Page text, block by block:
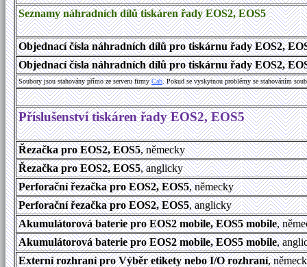
Seznamy náhradních dílů tiskáren řady EOS2, EOS5
Objednací čísla náhradních dílů pro tiskárnu řady EOS2,
Objednací čísla náhradních dílů pro tiskárnu řady EOS2,
Soubory jsou stahovány přímo ze serveru firmyCab. Pokud se vyskytnou problémy se stahováním
Příslušenství tiskáren řady EOS2, EOS5
Řezačka pro EOS2, EOS5, německy
Řezačka pro EOS2, EOS5, anglicky
Perforační řezačka pro EOS2, EOS5, německy
Perforační řezačka pro EOS2, EOS5, anglicky
Akumulátorová baterie pro EOS2 mobile, EOS5 mobile,
Akumulátorová baterie pro EOS2 mobile, EOS5 mobile,
Externí rozhraní pro Výběr etikety nebo I/O rozhraní,